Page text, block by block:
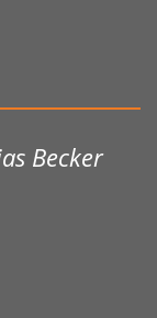
Becker